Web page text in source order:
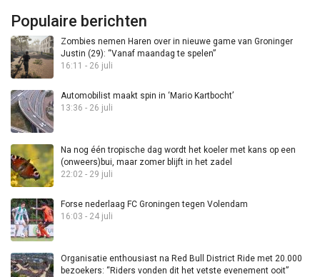
Populaire berichten
Zombies nemen Haren over in nieuwe game van Groninger
Justin (29): “Vanaf maandag te spelen”
16:11 - 26 juli
Automobilist maakt spin in ‘Mario Kartbocht’
13:36 - 26 juli
Na nog één tropische dag wordt het koeler met kans op een
(onweers)bui, maar zomer blijft in het zadel
22:02 - 29 juli
Forse nederlaag FC Groningen tegen Volendam
16:03 - 24 juli
Organisatie enthousiast na Red Bull District Ride met 20.000
bezoekers: “Riders vonden dit het vetste evenement ooit”